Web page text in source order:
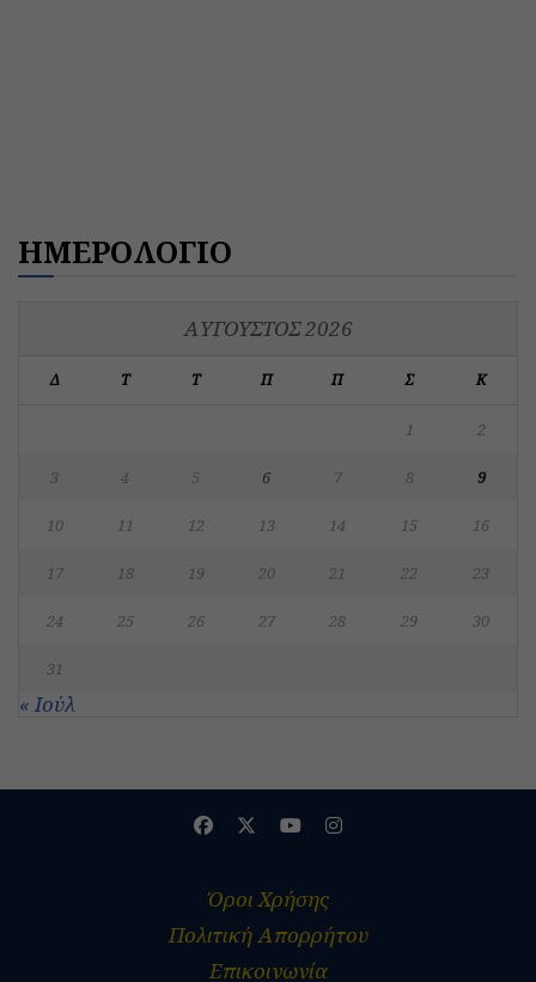
ΗΜΕΡΟΛΟΓΙΟ
ΑΎΓΟΥΣΤΟΣ 2026
Δ Τ Τ Π Π Σ Κ
1 2
3 4 5 6 7 8 9
10 11 12 13 14 15 16
17 18 19 20 21 22 23
24 25 26 27 28 29 30
31
« Ιούλ
Όροι Χρήσης
Πολιτική Απορρήτου
Επικοινωνία